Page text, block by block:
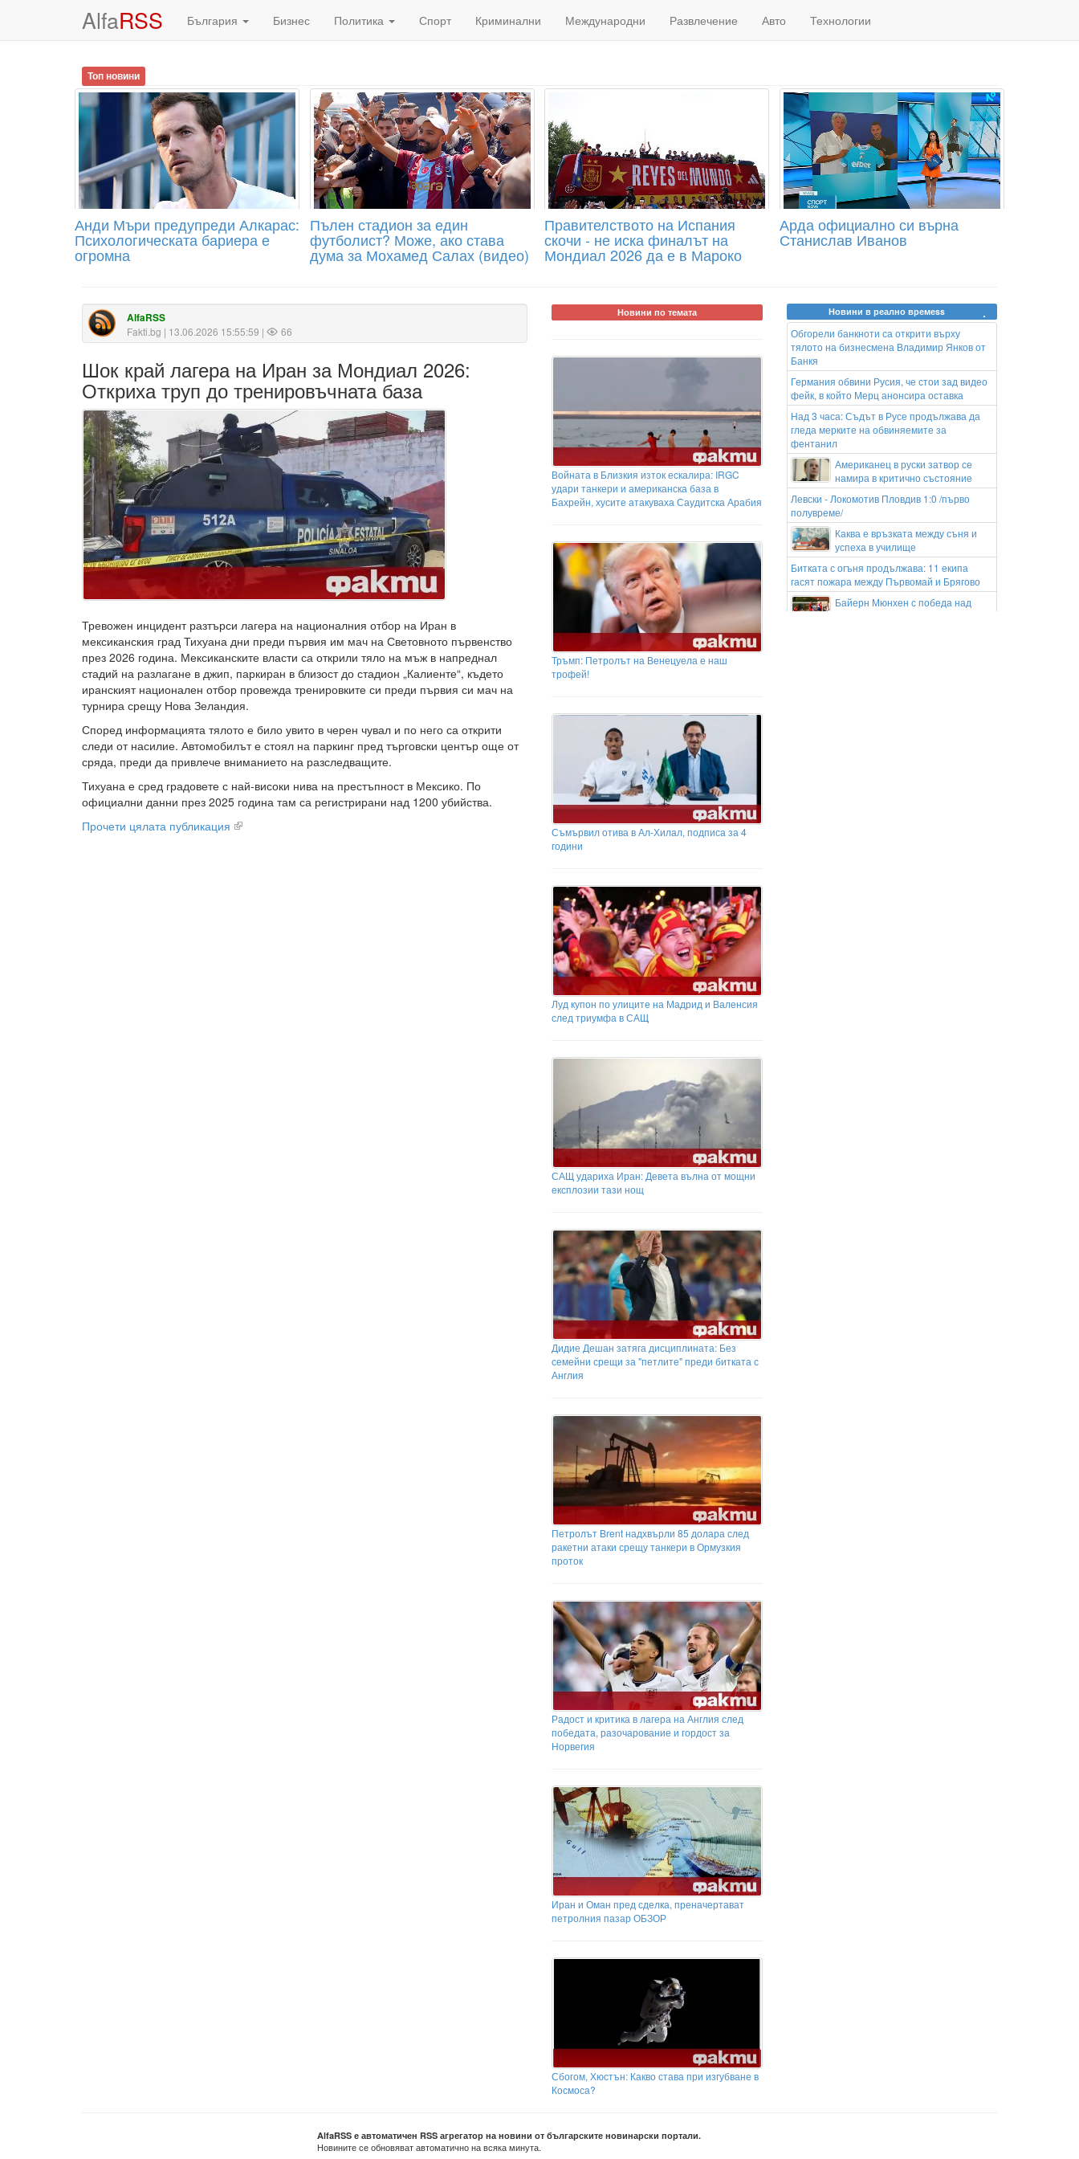
AlfaRSS България Бизнес Политика Спорт Криминални Международни Развлечение Авто Технологии
Топ новини
Анди Мъри предупреди Алкарас:
Психологическата бариера е
огромна
Пълен стадион за един
футболист? Може, ако става
дума за Мохамед Салах (видео)
Правителството на Испания
скочи - не иска финалът на
Мондиал 2026 да е в Мароко
Арда официално си върна
Станислав Иванов
AlfaRSS
Fakti.bg | 13.06.2026 15:55:59 | 66
Шок край лагера на Иран за Мондиал 2026:
Откриха труп до тренировъчната база
Тревожен инцидент разтърси лагера на националния отбор на Иран в
мексиканския град Тихуана дни преди първия им мач на Световното първенство
през 2026 година. Мексиканските власти са открили тяло на мъж в напреднал
стадий на разлагане в джип, паркиран в близост до стадион „Калиенте“, където
иранският национален отбор провежда тренировките си преди първия си мач на
турнира срещу Нова Зеландия.
Според информацията тялото е било увито в черен чувал и по него са открити
следи от насилие. Автомобилът е стоял на паркинг пред търговски център още от
сряда, преди да привлече вниманието на разследващите.
Тихуана е сред градовете с най-високи нива на престъпност в Мексико. По
официални данни през 2025 година там са регистрирани над 1200 убийства.
Прочети цялата публикация
Новини по темата
Войната в Близкия изток ескалира: IRGC
удари танкери и американска база в
Бахрейн, хусите атакуваха Саудитска Арабия
Тръмп: Петролът на Венецуела е наш
трофей!
Съмървил отива в Ал-Хилал, подписа за 4
години
Луд купон по улиците на Мадрид и Валенсия
след триумфа в САЩ
САЩ удариха Иран: Девета вълна от мощни
експлозии тази нощ
Дидие Дешан затяга дисциплината: Без
семейни срещи за "петлите" преди битката с
Англия
Петролът Brent надхвърли 85 долара след
ракетни атаки срещу танкери в Ормузкия
проток
Радост и критика в лагера на Англия след
победата, разочарование и гордост за
Норвегия
Иран и Оман пред сделка, преначертават
петролния пазар ОБЗОР
Сбогом, Хюстън: Какво става при изгубване в
Космоса?
Новини в реално времеss
Обгорели банкноти са открити върху
тялото на бизнесмена Владимир Янков от
Банкя
Германия обвини Русия, че стои зад видео
фейк, в който Мерц анонсира оставка
Над 3 часа: Съдът в Русе продължава да
гледа мерките на обвиняемите за
фентанил
Американец в руски затвор се
намира в критично състояние
Левски - Локомотив Пловдив 1:0 /първо
полувреме/
Каква е връзката между съня и
успеха в училище
Битката с огъня продължава: 11 екипа
гасят пожара между Първомай и Брягово
Байерн Мюнхен с победа над
AlfaRSS е автоматичен RSS агрегатор на новини от българските новинарски портали.
Новините се обновяват автоматично на всяка минута.